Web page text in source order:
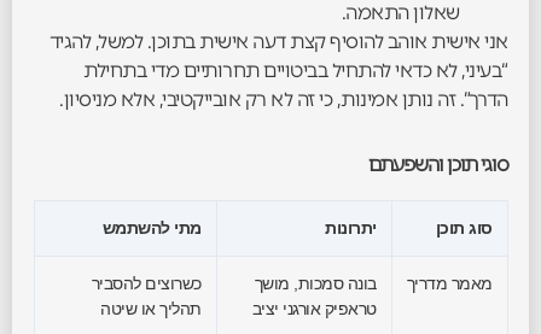
שאלון התאמה.
אני אישית אוהב להוסיף קצת דעה אישית בתוכן. למשל, להגיד
“בעיני, לא כדאי להתחיל בביטויים תחרותיים מדי בתחילת
הדרך”. זה נותן אמינות, כי זה לא רק אובייקטיבי, אלא מניסיון.
סוגי תוכן והשפעתם
סוג תוכן יתרונות מתי להשתמש
מאמר מדריך
בונה סמכות, מושך
טראפיק אורגני יציב
כשרוצים להסביר
תהליך או שיטה